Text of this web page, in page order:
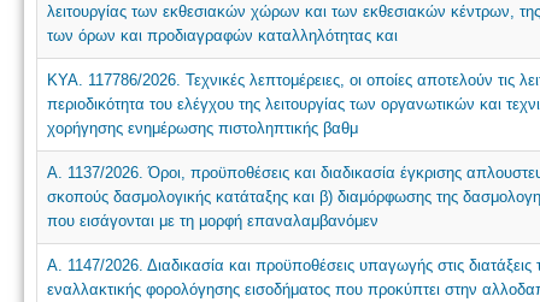
λειτουργίας των εκθεσιακών χώρων και των εκθεσιακών κέντρων,
των όρων και προδιαγραφών καταλληλότητας και
ΚΥΑ. 117786/2026. Τεχνικές λεπτομέρειες, οι οποίες αποτελούν τις
περιοδικότητα του ελέγχου της λειτουργίας των οργανωτικών και
χορήγησης ενημέρωσης πιστοληπτικής βαθμ
Α. 1137/2026. Όροι, προϋποθέσεις και διαδικασία έγκρισης
σκοπούς δασμολογικής κατάταξης και β) διαμόρφωσης της
που εισάγονται με τη μορφή επαναλαμβανόμεν
Α. 1147/2026. Διαδικασία και προϋποθέσεις υπαγωγής στις
εναλλακτικής φορολόγησης εισοδήματος που προκύπτει στην